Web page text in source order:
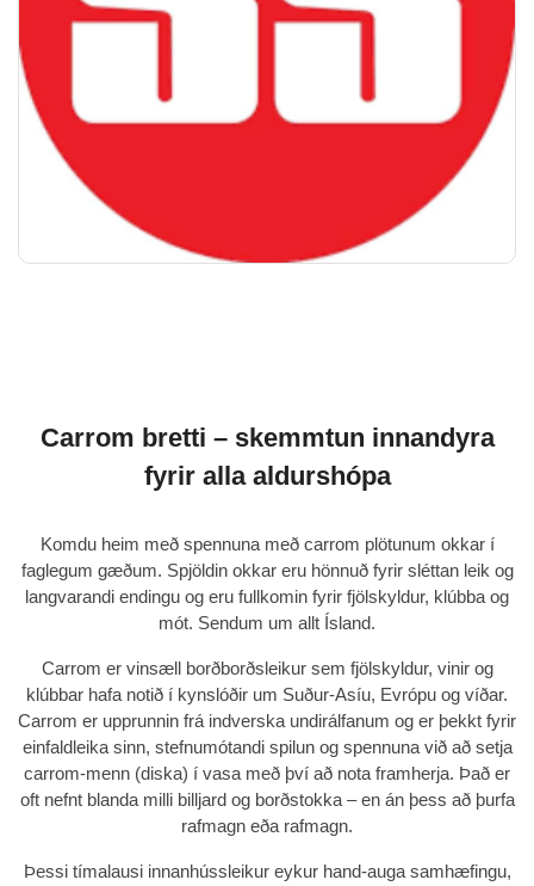
Carrom bretti – skemmtun innandyra
fyrir alla aldurshópa
Komdu heim með spennuna með carrom plötunum okkar í
faglegum gæðum. Spjöldin okkar eru hönnuð fyrir sléttan leik og
langvarandi endingu og eru fullkomin fyrir fjölskyldur, klúbba og
mót. Sendum um allt Ísland.
Carrom er vinsæll borðborðsleikur sem fjölskyldur, vinir og
klúbbar hafa notið í kynslóðir um Suður-Asíu, Evrópu og víðar.
Carrom er upprunnin frá indverska undirálfanum og er þekkt fyrir
einfaldleika sinn, stefnumótandi spilun og spennuna við að setja
carrom-menn (diska) í vasa með því að nota framherja. Það er
oft nefnt blanda milli billjard og borðstokka – en án þess að þurfa
rafmagn eða rafmagn.
Þessi tímalausi innanhússleikur eykur hand-auga samhæfingu,